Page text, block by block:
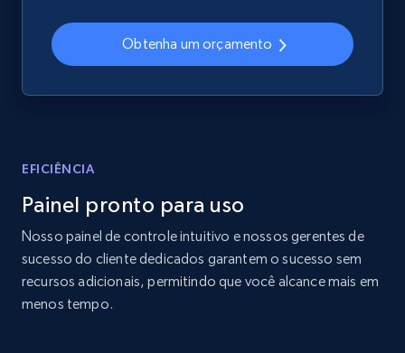
2.1K+ 355+ Comece agora
Home Depot US - Gather data on products
using specified keywords
Obtenha um orçamento
EFICIÊNCIA
Painel pronto para uso
Nosso painel de controle intuitivo e nossos gerentes de
sucesso do cliente dedicados garantem o sucesso sem
recursos adicionais, permitindo que você alcance mais em
menos tempo.